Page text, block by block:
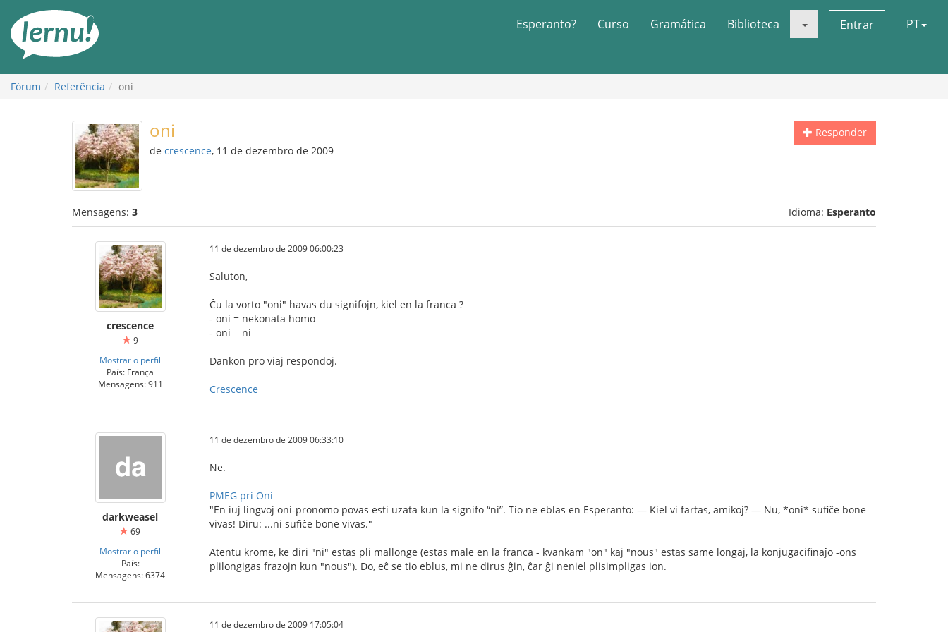
conteúdo
Esperanto? Curso Gramática Biblioteca Entrar PT
Fórum Referência oni
Responder
oni
de crescence, 11 de dezembro de 2009
Mensagens: 3 Idioma: Esperanto
crescence
9
Mostrar o perfil
País: França
Mensagens: 911
11 de dezembro de 2009 06:00:23
Saluton,
Ĉu la vorto "oni" havas du signifojn, kiel en la franca ?
- oni = nekonata homo
- oni = ni
Dankon pro viaj respondoj.
Crescence
darkweasel
69
Mostrar o perfil
País:
Mensagens: 6374
11 de dezembro de 2009 06:33:10
Ne.
PMEG pri Oni
"En iuj lingvoj oni-pronomo povas esti uzata kun la signifo “ni”. Tio ne eblas en Esperanto: — Kiel vi fartas, amikoj? — Nu, *oni* sufiĉe bone
vivas! Diru: ...ni sufiĉe bone vivas."
Atentu krome, ke diri "ni" estas pli mallonge (estas male en la franca - kvankam "on" kaj "nous" estas same longaj, la konjugacifinaĵo -ons
plilongigas frazojn kun "nous"). Do, eĉ se tio eblus, mi ne dirus ĝin, ĉar ĝi neniel plisimpligas ion.
11 de dezembro de 2009 17:05:04